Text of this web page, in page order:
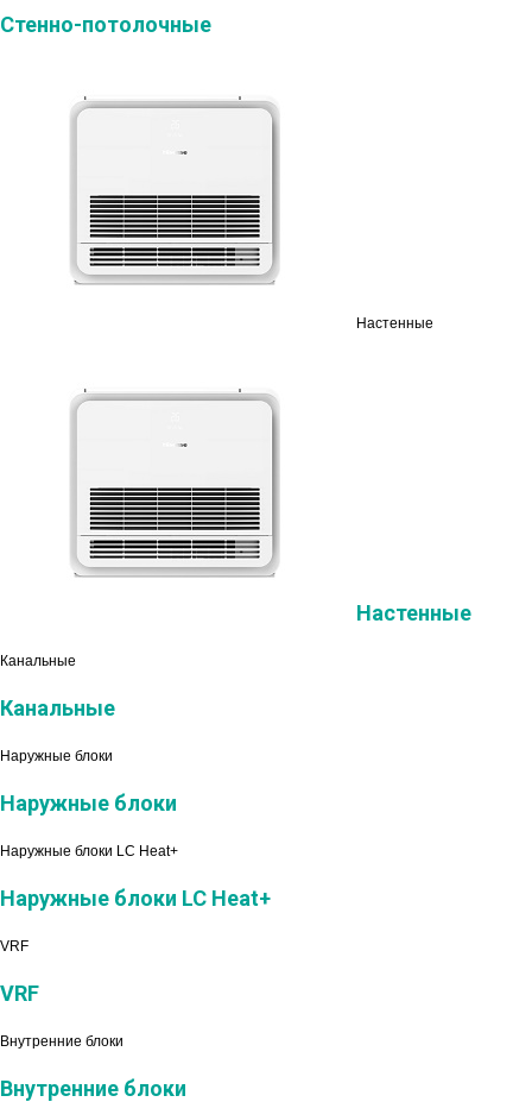
Стенно-потолочные
Настенные
Настенные
Канальные
Канальные
Наружные блоки
Наружные блоки
Наружные блоки LC Heat+
Наружные блоки LC Heat+
VRF
VRF
Внутренние блоки
Внутренние блоки